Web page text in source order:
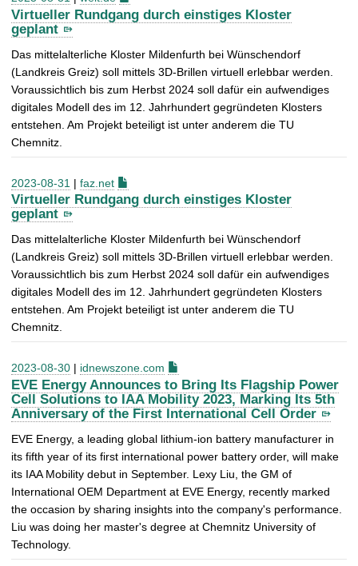
Virtueller Rundgang durch einstiges Kloster
geplant
Das mittelalterliche Kloster Mildenfurth bei Wünschendorf
(Landkreis Greiz) soll mittels 3D-Brillen virtuell erlebbar werden.
Voraussichtlich bis zum Herbst 2024 soll dafür ein aufwendiges
digitales Modell des im 12. Jahrhundert gegründeten Klosters
entstehen. Am Projekt beteiligt ist unter anderem die TU
Chemnitz.
2023-08-31 | faz.net
Virtueller Rundgang durch einstiges Kloster
geplant
Das mittelalterliche Kloster Mildenfurth bei Wünschendorf
(Landkreis Greiz) soll mittels 3D-Brillen virtuell erlebbar werden.
Voraussichtlich bis zum Herbst 2024 soll dafür ein aufwendiges
digitales Modell des im 12. Jahrhundert gegründeten Klosters
entstehen. Am Projekt beteiligt ist unter anderem die TU
Chemnitz.
2023-08-30 | idnewszone.com
EVE Energy Announces to Bring Its Flagship Power
Cell Solutions to IAA Mobility 2023, Marking Its 5th
Anniversary of the First International Cell Order
EVE Energy, a leading global lithium-ion battery manufacturer in
its fifth year of its first international power battery order, will make
its IAA Mobility debut in September. Lexy Liu, the GM of
International OEM Department at EVE Energy, recently marked
the occasion by sharing insights into the company's performance.
Liu was doing her master's degree at Chemnitz University of
Technology.